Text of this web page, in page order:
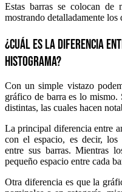
Estas barras se colocan de
mostrando detalladamente
¿Cuál es la diferencia
histograma?
Con un simple vistazo
gráfico de barra es lo mismo.
distintas, las cuales hacen
La principal diferencia entre
con el espacio, es decir, los
entre sus barras. Mientras
pequeño espacio entre cada
Otra diferencia es que la